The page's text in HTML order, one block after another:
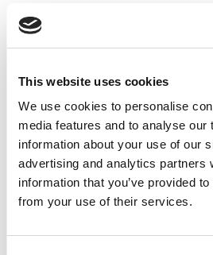
This website uses cookies
We use cookies to personalise
media features and to analyse
information about your use of our
advertising and analytics partners
information that you’ve provided
from your use of their services.
Veranstaltungserfahrung
– Projektleiter, MCH Group
/Visuelle
Medien